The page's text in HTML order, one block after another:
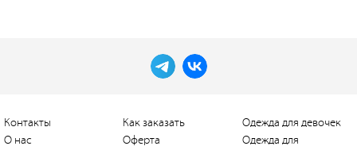
Контакты
О нас
Как заказать
Оферта
Одежда для девочек
Одежда для